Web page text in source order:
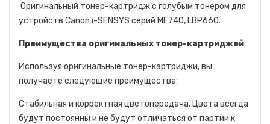
Оригинальный тонер-картридж с голубым тонером для
устройств Canon i-SENSYS серий MF740, LBP660.
Преимущества оригинальных тонер-картриджей
Используя оригинальные тонер-картриджи, вы
получаете следующие преимущества:
Стабильная и корректная цветопередача. Цвета всегда
будут постоянны и не будут отличаться от партии к